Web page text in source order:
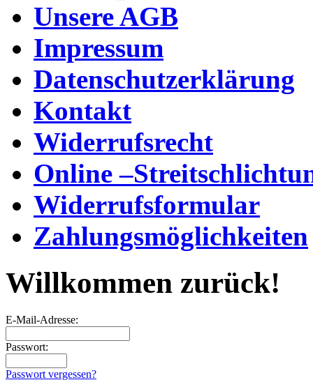
Unsere AGB
Impressum
Datenschutzerklärung
Kontakt
Widerrufsrecht
Online
Widerrufsformular
Zahlungsmöglichkeiten
Willkommen zurück!
E-Mail-Adresse:
Passwort:
Passwort vergessen?